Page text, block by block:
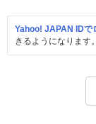
Yahoo! JAPAN IDで
きるようになります。